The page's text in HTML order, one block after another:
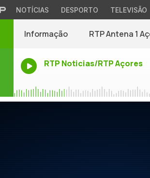
NOTÍCIAS DESPORTO TELEVISÃO
Informação RTP Antena 1
RTP Noticias/RTP Açores